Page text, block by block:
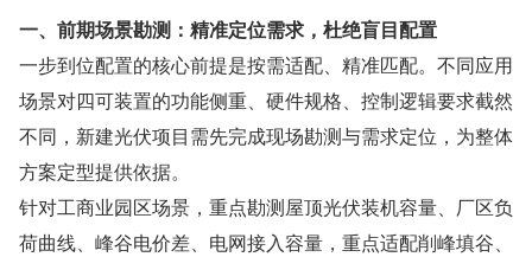
一、前期场景勘测：精准定位需求，杜绝盲目配置
一步到位配置的核心前提是按需适配、精准匹配。不同应用
场景对四可装置的功能侧重、硬件规格、控制逻辑要求截然
不同，新建光伏项目需先完成现场勘测与需求定位，为整体
方案定型提供依据。
针对工商业园区场景，重点勘测屋顶光伏装机容量、厂区负
荷曲线、峰谷电价差、电网接入容量，重点适配削峰填谷、